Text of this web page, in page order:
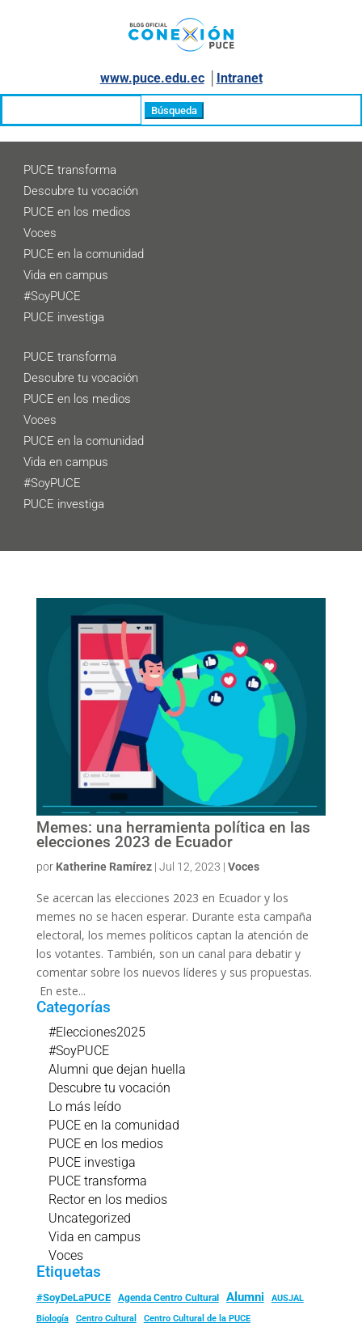
www.puce.edu.ec│ Intranet
PUCE transforma
Descubre tu vocación
PUCE en los medios
Voces
PUCE en la comunidad
Vida en campus
#SoyPUCE
PUCE investiga
PUCE transforma
Descubre tu vocación
PUCE en los medios
Voces
PUCE en la comunidad
Vida en campus
#SoyPUCE
PUCE investiga
Memes: una herramienta política en las
elecciones 2023 de Ecuador
por Katherine Ramírez| Jul 12, 2023 | Voces
Se acercan las elecciones 2023 en Ecuador y los
memes no se hacen esperar. Durante esta campaña
electoral, los memes políticos captan la atención de
los votantes. También, son un canal para debatir y
comentar sobre los nuevos líderes y sus propuestas.
En este...
Categorías
#Elecciones2025
#SoyPUCE
Alumni que dejan huella
Descubre tu vocación
Lo más leído
PUCE en la comunidad
PUCE en los medios
PUCE investiga
PUCE transforma
Rector en los medios
Uncategorized
Vida en campus
Voces
Etiquetas
#SoyDeLaPUCE Agenda Centro Cultural Alumni
AUSJAL
Biología
Centro Cultural Centro Cultural de la PUCE